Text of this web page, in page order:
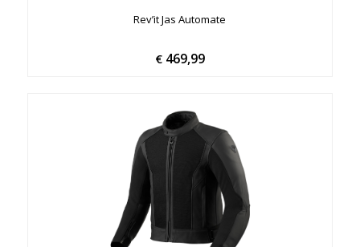
Rev’it Jas Automate
€469,99